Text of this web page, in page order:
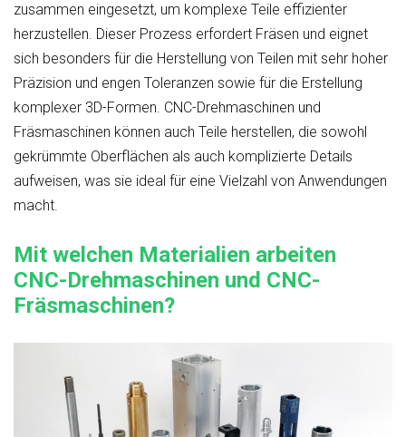
zusammen eingesetzt, um komplexe Teile effizienter
herzustellen. Dieser Prozess erfordert Fräsen und eignet
sich besonders für die Herstellung von Teilen mit sehr hoher
Präzision und engen Toleranzen sowie für die Erstellung
komplexer 3D-Formen. CNC-Drehmaschinen und
Fräsmaschinen können auch Teile herstellen, die sowohl
gekrümmte Oberflächen als auch komplizierte Details
aufweisen, was sie ideal für eine Vielzahl von Anwendungen
macht.
Mit welchen Materialien arbeiten
CNC-Drehmaschinen und CNC-
Fräsmaschinen?